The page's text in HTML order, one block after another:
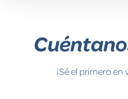
¡Sé el primero